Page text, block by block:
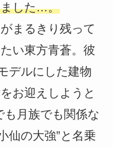
ました…。
まるきり残って
い東方青蒼。彼
デルにした建物
お迎えしようと
も月族でも関係な
仙の大強”と名乗